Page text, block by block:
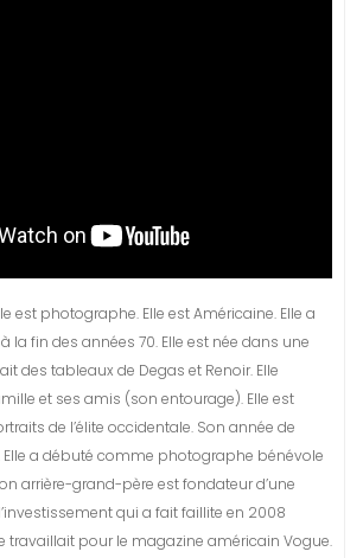
est photographe. Elle est Américaine. Elle a
la fin des années 70. Elle est née dans une
des tableaux de Degas et Renoir. Elle
et ses amis (son entourage). Elle est
de l’élite occidentale. Son année de
Elle a débuté comme photographe bénévole
arrière-grand-père est fondateur d’une
qui a fait faillite en 2008
travaillait pour le magazine américain Vogue.